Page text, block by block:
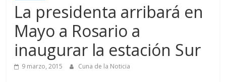
La presidenta arribará en
Mayo a Rosario a
inaugurar la estación Sur
9 marzo, 2015 Cuna de la Noticia